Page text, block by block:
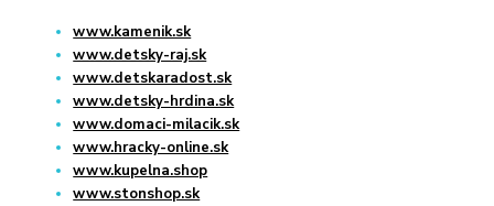
www.kamenik.sk
www.detsky-raj.sk
www.detskaradost.sk
www.detsky-hrdina.sk
www.domaci-milacik.sk
www.hracky-online.sk
www.kupelna.shop
www.stonshop.sk